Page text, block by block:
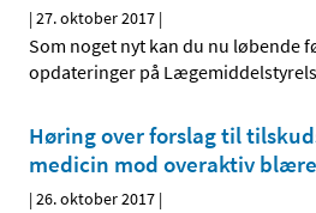
|27. oktober 2017 |
Som noget nyt kan du nu løbende
opdateringer på
Høring over forslag til
medicin mod overaktiv blære
|26. oktober 2017 |